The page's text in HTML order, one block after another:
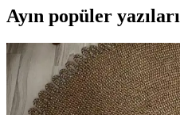
Ayın popüler yazıları